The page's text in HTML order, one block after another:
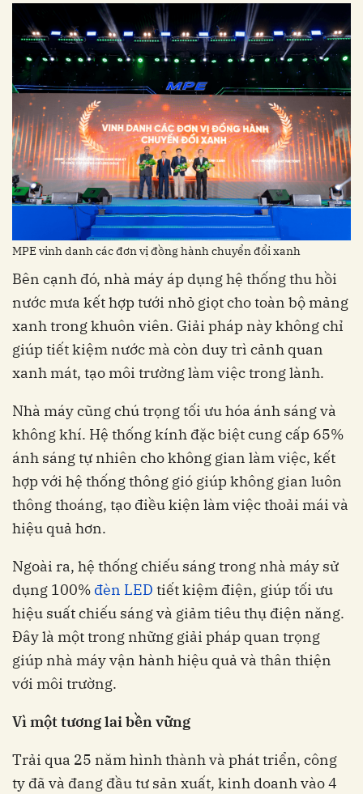
MPE vinh danh các đơn vị đồng hành chuyển đổi xanh
Bên cạnh đó, nhà máy áp dụng hệ thống thu hồi
nước mưa kết hợp tưới nhỏ giọt cho toàn bộ mảng
xanh trong khuôn viên. Giải pháp này không chỉ
giúp tiết kiệm nước mà còn duy trì cảnh quan
xanh mát, tạo môi trường làm việc trong lành.
Nhà máy cũng chú trọng tối ưu hóa ánh sáng và
không khí. Hệ thống kính đặc biệt cung cấp 65%
ánh sáng tự nhiên cho không gian làm việc, kết
hợp với hệ thống thông gió giúp không gian luôn
thông thoáng, tạo điều kiện làm việc thoải mái và
hiệu quả hơn.
Ngoài ra, hệ thống chiếu sáng trong nhà máy sử
dụng 100% đèn LED tiết kiệm điện, giúp tối ưu
hiệu suất chiếu sáng và giảm tiêu thụ điện năng.
Đây là một trong những giải pháp quan trọng
giúp nhà máy vận hành hiệu quả và thân thiện
với môi trường.
Vì một tương lai bền vững
Trải qua 25 năm hình thành và phát triển, công
ty đã và đang đầu tư sản xuất, kinh doanh vào 4